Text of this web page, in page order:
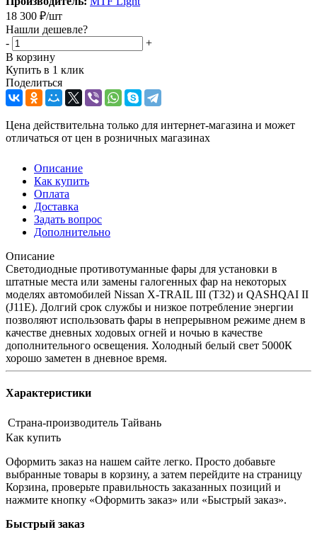
18 300 ₽/шт
Нашли дешевле?
-
+
В корзину
Купить в 1 клик
Поделиться
Цена действительна только для интернет-магазина и может
отличаться от цен в розничных магазинах
Описание
Как купить
Оплата
Доставка
Задать вопрос
Дополнительно
Описание
Светодиодные противотуманные фары для установки в
штатные места или замены галогенных фар на некоторых
моделях автомобилей Nissan X-TRAIL III (T32) и QASHQAI II
(J11E). Долгий срок службы и низкое потребление энергии
позволяют использовать фары в непрерывном режиме днем в
качестве дневных ходовых огней и ночью в качестве
дополнительного освещения. Холодный белый свет 5000К
хорошо заметен в дневное время.
Характеристики
Страна-производитель Тайвань
Как купить
Оформить заказ на нашем сайте легко. Просто добавьте
выбранные товары в корзину, а затем перейдите на страницу
Корзина, проверьте правильность заказанных позиций и
нажмите кнопку «Оформить заказ» или «Быстрый заказ».
Быстрый заказ